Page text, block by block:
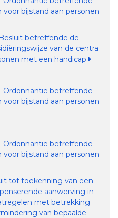
bijstand aan personen
betreffende de
van de centra
met een handicap
Ordonnantie betreffende
bijstand aan personen
Ordonnantie betreffende
bijstand aan personen
tot toekenning van een
aanwerving in
met betrekking
van bepaalde